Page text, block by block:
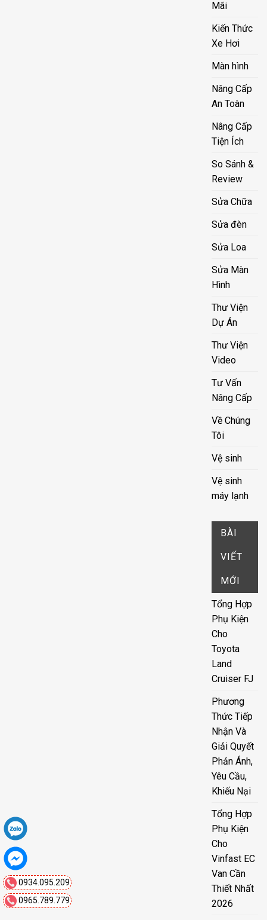
Mãi
Kiến Thức
Xe Hơi
Màn hình
Nâng Cấp
An Toàn
Nâng Cấp
Tiện Ích
So Sánh &
Review
Sửa Chữa
Sửa đèn
Sửa Loa
Sửa Màn
Hình
Thư Viện
Dự Án
Thư Viện
Video
Tư Vấn
Nâng Cấp
Về Chúng
Tôi
Vệ sinh
Vệ sinh
máy lạnh
BÀI
VIẾT
MỚI
Tổng Hợp
Phụ Kiện
Cho
Toyota
Land
Cruiser FJ
Phương
Thức Tiếp
Nhận Và
Giải Quyết
Phản Ánh,
Yêu Cầu,
Khiếu Nại
Tổng Hợp
Phụ Kiện
Cho
Vinfast EC
Van Cần
Thiết Nhất
2026
0965.789.779
0934.095.209